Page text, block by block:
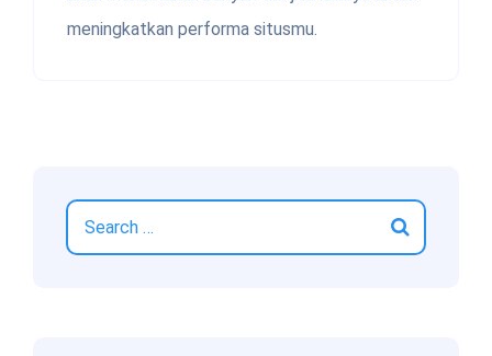
meningkatkan performa situsmu.